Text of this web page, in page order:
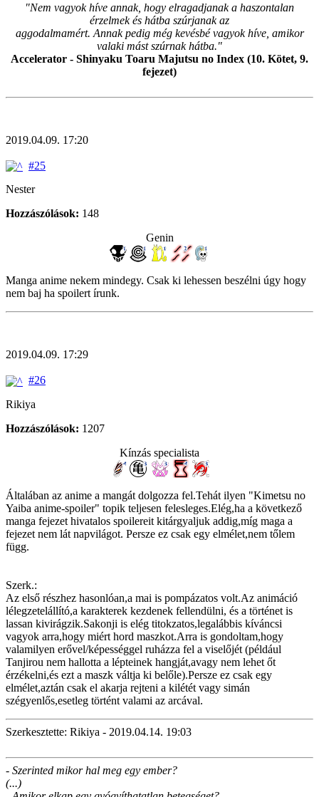
"Nem vagyok híve annak, hogy elragadjanak a haszontalan
érzelmek és hátba szúrjanak az
aggodalmamért. Annak pedig még kevésbé vagyok híve, amikor
valaki mást szúrnak hátba."
Accelerator - Shinyaku Toaru Majutsu no Index (10. Kötet, 9.
fejezet)
2019.04.09. 17:20
#25
Nester
Hozzászólások: 148
Genin
Manga anime nekem mindegy. Csak ki lehessen beszélni úgy hogy
nem baj ha spoilert írunk.
2019.04.09. 17:29
#26
Rikiya
Hozzászólások: 1207
Kínzás specialista
Általában az anime a mangát dolgozza fel.Tehát ilyen "Kimetsu no
Yaiba anime-spoiler" topik teljesen felesleges.Elég,ha a következő
manga fejezet hivatalos spoilereit kitárgyaljuk addig,míg maga a
fejezet nem lát napvilágot. Persze ez csak egy elmélet,nem tőlem
függ.
Szerk.:
Az első részhez hasonlóan,a mai is pompázatos volt.Az animáció
lélegzetelállító,a karakterek kezdenek fellendülni, és a történet is
lassan kivirágzik.Sakonji is elég titokzatos,legalábbis kíváncsi
vagyok arra,hogy miért hord maszkot.Arra is gondoltam,hogy
valamilyen erővel/képességgel ruházza fel a viselőjét (például
Tanjirou nem hallotta a lépteinek hangját,avagy nem lehet őt
érzékelni,és ezt a maszk váltja ki belőle).Persze ez csak egy
elmélet,aztán csak el akarja rejteni a kilétét vagy simán
szégyenlős,esetleg történt valami az arcával.
Szerkesztette: Rikiya - 2019.04.14. 19:03
- Szerinted mikor hal meg egy ember?
(...)